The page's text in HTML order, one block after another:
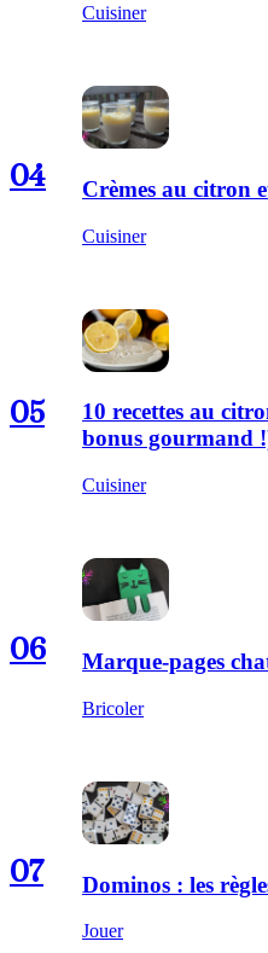
Cuisiner
04 Crèmes au citron
Cuisiner
05
10 recettes au
bonus gourmand
Cuisiner
06 Marque-pages
Bricoler
07 Dominos : les
Jouer